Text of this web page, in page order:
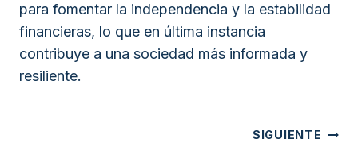
para fomentar la independencia y la estabilidad
financieras, lo que en última instancia
contribuye a una sociedad más informada y
resiliente.
SIGUIENTE